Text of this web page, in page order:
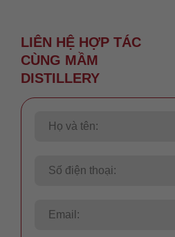
LIÊN HỆ HỢP TÁC
CÙNG MẦM
DISTILLERY